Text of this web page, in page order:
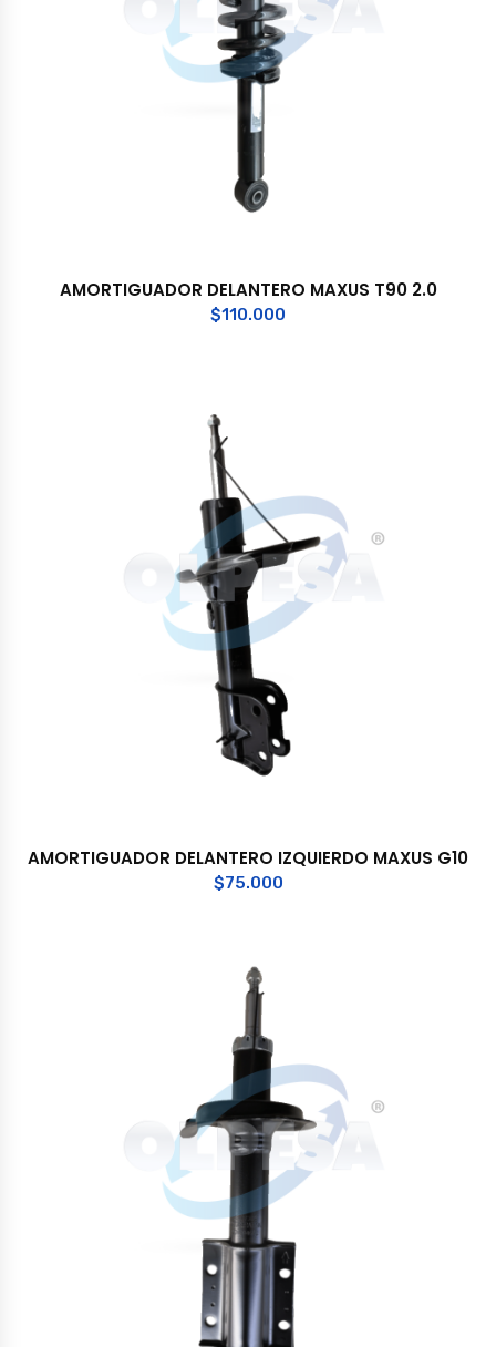
AMORTIGUADOR DELANTERO MAXUS T90 2.0
$110.000
AMORTIGUADOR DELANTERO IZQUIERDO MAXUS G10
$75.000